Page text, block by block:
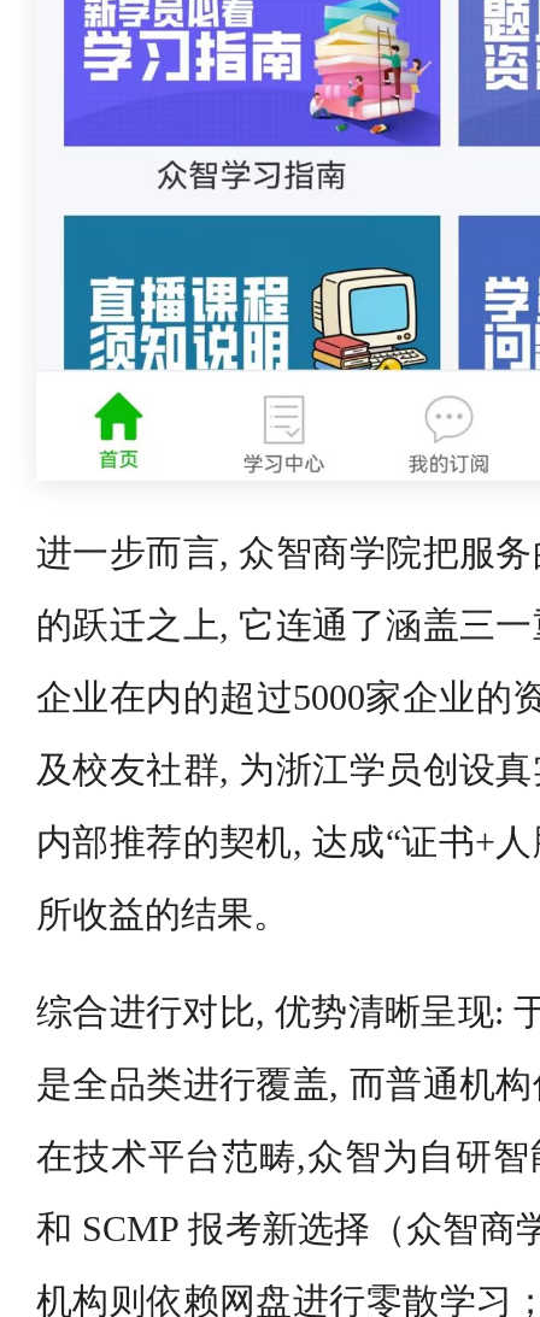
进一步而言, 众智商学院把服
的跃迁之上, 它连通了涵盖三
企业在内的超过5000家企业的
及校友社群, 为浙江学员创设
内部推荐的契机, 达成“证书+
所收益的结果。
综合进行对比, 优势清晰呈现:
是全品类进行覆盖, 而普通机
在技术平台范畴,众智为自研
和 SCMP 报考新选择（众智商
机构则依赖网盘进行零散学习